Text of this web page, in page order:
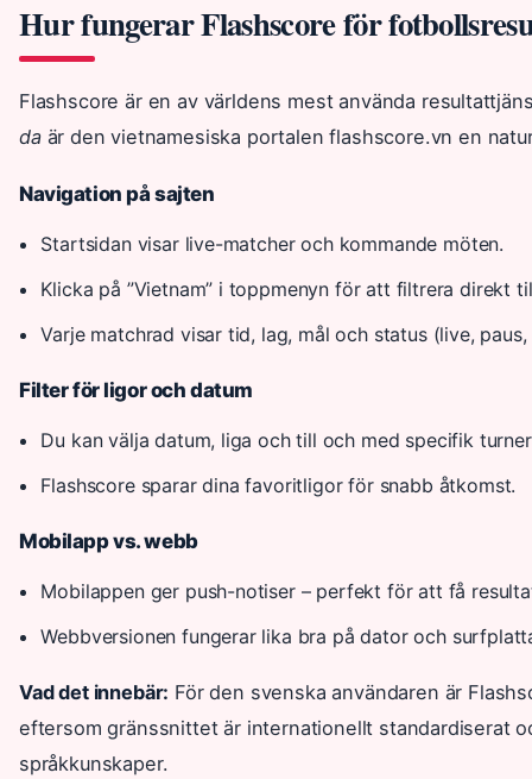
Hur fungerar Flashscore för
Flashscore är en av världens mest använda
daär den vietnamesiska portalen flashscore.vn en
Navigation på sajten
Startsidan visar live-matcher och kommande möten.
Klicka på ”Vietnam” i toppmenyn för att filtrera direkt
Varje matchrad visar tid, lag, mål och status (live, paus,
Filter för ligor och datum
Du kan välja datum, liga och till och med specifik
Flashscore sparar dina favoritligor för snabb åtkomst.
Mobilapp vs. webb
Mobilappen ger push-notiser – perfekt för att få
Webbversionen fungerar lika bra på dator och
Vad det innebär: För den svenska användaren är
eftersom gränssnittet är internationellt standardiserat
språkkunskaper.